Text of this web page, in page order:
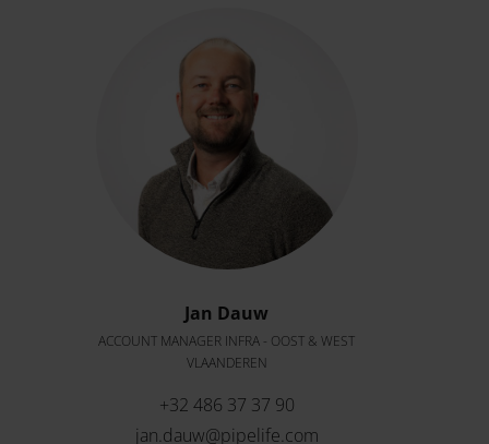
Jan Dauw
ACCOUNT MANAGER INFRA - OOST & WEST
VLAANDEREN
+32 486 37 37 90
jan.dauw@pipelife.com